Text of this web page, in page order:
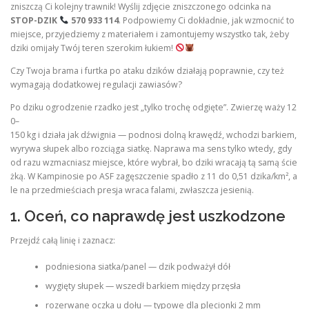
zniszczą Ci kolejny trawnik! Wyślij zdjęcie zniszczonego odcinka na
STOP-DZIK
570 933 114. Podpowiemy Ci dokładnie, jak wzmocnić to
miejsce, przyjedziemy z materiałem i zamontujemy wszystko tak, żeby
dziki omijały Twój teren szerokim łukiem!
Czy Twoja brama i furtka po ataku dzików działają poprawnie, czy też
wymagają dodatkowej regulacji zawiasów?
Po dziku ogrodzenie rzadko jest „tylko trochę odgięte”. Zwierzę waży 12
0–
150 kg i działa jak dźwignia — podnosi dolną krawędź, wchodzi barkiem,
wyrywa słupek albo rozciąga siatkę. Naprawa ma sens tylko wtedy, gdy
od razu wzmacniasz miejsce, które wybrał, bo dziki wracają tą samą ście
żką. W Kampinosie po ASF zagęszczenie spadło z 11 do 0,51 dzika/km², a
le na przedmieściach presja wraca falami, zwłaszcza jesienią.
1. Oceń, co naprawdę jest uszkodzone
Przejdź całą linię i zaznacz:
podniesiona siatka/panel — dzik podważył dół
wygięty słupek — wszedł barkiem między przęsła
rozerwane oczka u dołu — typowe dla plecionki 2 mm